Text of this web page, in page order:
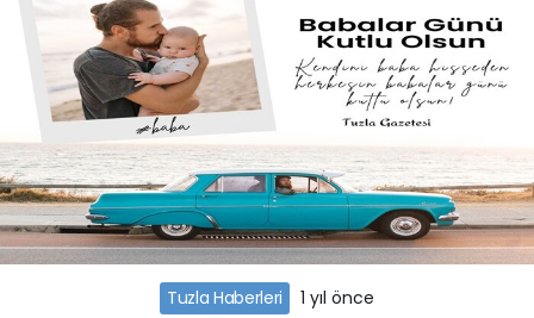
Tuzla Haberleri 1 yıl önce